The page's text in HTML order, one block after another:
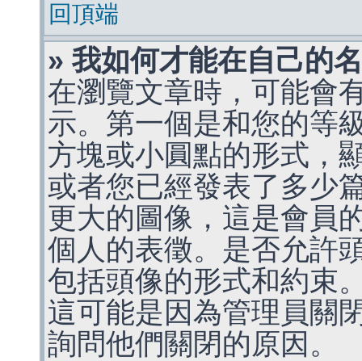
回頂端
» 我如何才能在自己的
在瀏覽文章時，可能會
示。第一個是和您的等
方塊或小圓點的形式，
或者您已經發表了多少
更大的圖像，這是會員
個人的表徵。是否允許
包括頭像的形式和約束
這可能是因為管理員關
詢問他們關閉的原因。